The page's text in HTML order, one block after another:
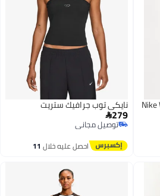
نايكي توب جرافيك ستريت
توصيل مجاني
توصيل مجاني
احصل عليه خلال11
اغسطس